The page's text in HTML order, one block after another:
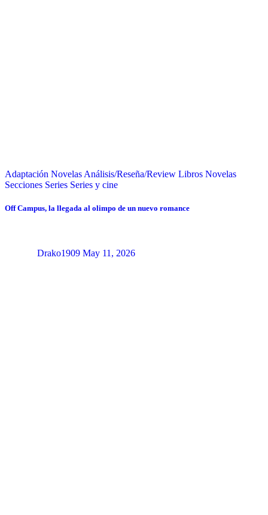
Adaptación Novelas Análisis/Reseña/Review Libros Novelas
Secciones Series Series y cine
Off Campus, la llegada al olimpo de un nuevo romance
Drako1909 May 11, 2026